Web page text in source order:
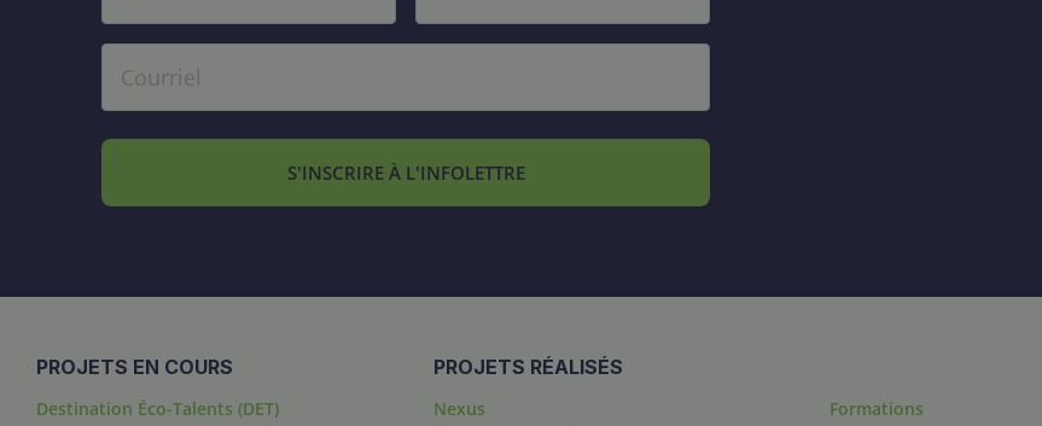
S'INSCRIRE À L'INFOLETTRE
PROJETS EN COURS
Destination Éco-Talents (DET)
PROJETS RÉALISÉS
Nexus
Formations